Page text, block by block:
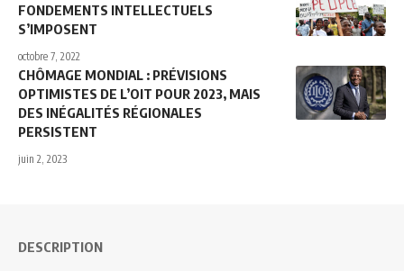
FONDEMENTS INTELLECTUELS
S’IMPOSENT
octobre 7, 2022
CHÔMAGE MONDIAL : PRÉVISIONS
OPTIMISTES DE L’OIT POUR 2023, MAIS
DES INÉGALITÉS RÉGIONALES
PERSISTENT
juin 2, 2023
DESCRIPTION